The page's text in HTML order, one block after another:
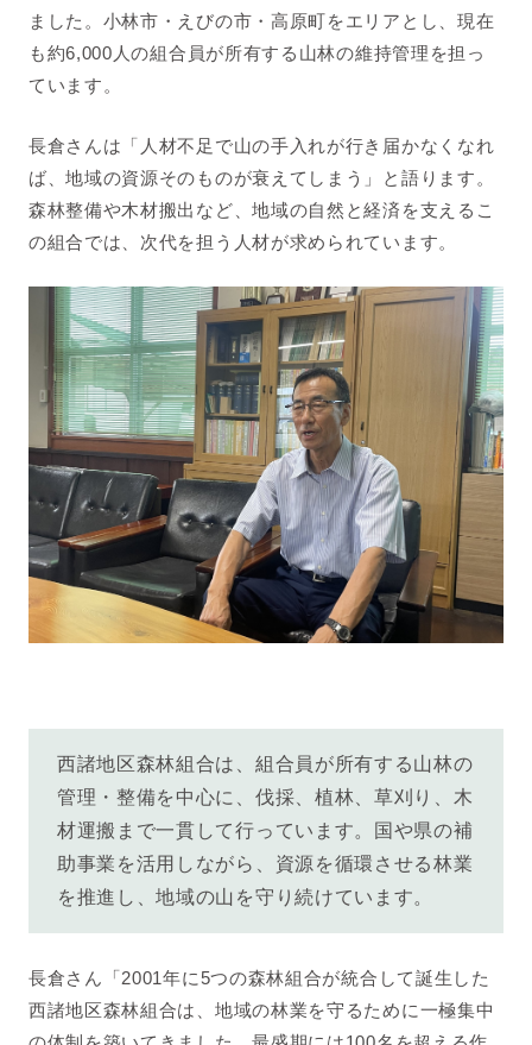
ました。小林市・えびの市・高原町をエリアとし、現在
も約6,000人の組合員が所有する山林の維持管理を担っ
ています。
長倉さんは「人材不足で山の手入れが行き届かなくなれ
ば、地域の資源そのものが衰えてしまう」と語ります。
森林整備や木材搬出など、地域の自然と経済を支えるこ
の組合では、次代を担う人材が求められています。
西諸地区森林組合は、組合員が所有する山林の
管理・整備を中心に、伐採、植林、草刈り、木
材運搬まで一貫して行っています。国や県の補
助事業を活用しながら、資源を循環させる林業
を推進し、地域の山を守り続けています。
長倉さん「2001年に5つの森林組合が統合して誕生した
西諸地区森林組合は、地域の林業を守るために一極集中